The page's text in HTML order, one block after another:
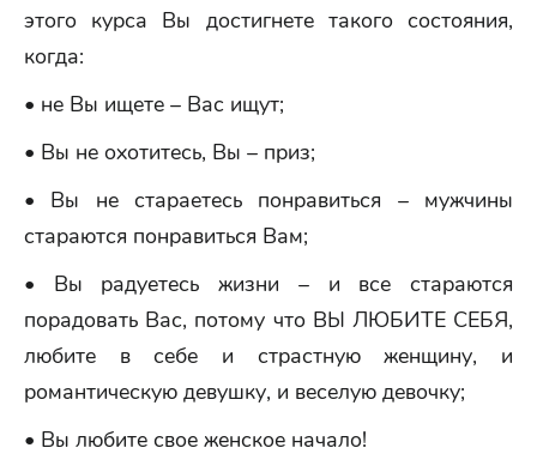
этого курса Вы достигнете такого состояния,
когда:
• не Вы ищете – Вас ищут;
• Вы не охотитесь, Вы – приз;
• Вы не стараетесь понравиться – мужчины
стараются понравиться Вам;
• Вы радуетесь жизни – и все стараются
порадовать Вас, потому что ВЫ ЛЮБИТЕ СЕБЯ,
любите в себе и страстную женщину, и
романтическую девушку, и веселую девочку;
• Вы любите свое женское начало!